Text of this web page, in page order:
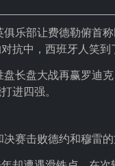
乐部让费德勒俯首
抗中，西班牙人笑到
长盘大战再赢罗迪
进四强。
赛击败德约和穆雷